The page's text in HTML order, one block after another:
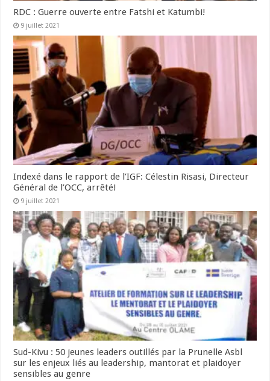
RDC : Guerre ouverte entre Fatshi et Katumbi!
9 juillet 2021
Indexé dans le rapport de l’IGF: Célestin Risasi, Directeur
Général de l’OCC, arrêté!
9 juillet 2021
Sud-Kivu : 50 jeunes leaders outillés par la Prunelle Asbl
sur les enjeux liés au leadership, mantorat et plaidoyer
sensibles au genre